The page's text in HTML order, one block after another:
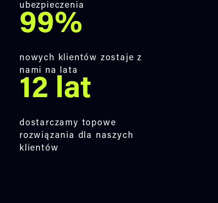
ubezpieczenia
99%
nowych klientów zostaje z
nami na lata
12 lat
dostarczamy topowe
rozwiązania dla naszych
klientów